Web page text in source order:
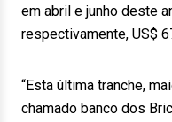
em abril e junho deste
respectivamente, US$
“Esta última tranche,
chamado banco dos